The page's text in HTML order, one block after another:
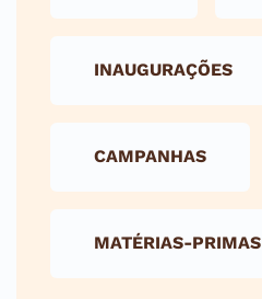
INAUGURAÇÕES
CAMPANHAS
MATÉRIAS-PRIMAS